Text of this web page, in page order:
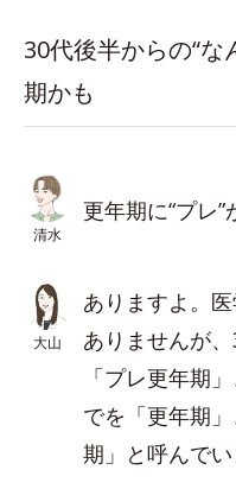
30代後半からの“な
期かも
清水
更年期に“プレ
大山
ありますよ。
ありませんが
「プレ更年期
でを「更年期
期」と呼んでい